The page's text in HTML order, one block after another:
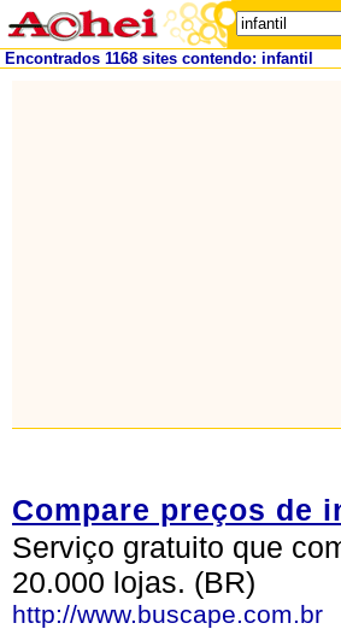
Encontrados 1168 sites contendo: infantil
Compare preços de
Serviço gratuito que
20.000 lojas. (BR)
http://www.buscape.com.br